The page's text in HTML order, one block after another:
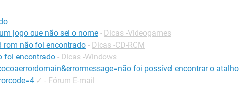
jogo que não sei o nome - Dicas -Videogames
rom não foi encontrado - Dicas -CD-ROM
foi encontrado - Dicas -Windows
foi possível encontrar o atalho
✓ - Fórum E-mail